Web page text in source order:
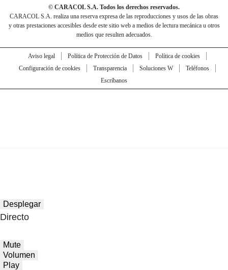
© CARACOL S.A. Todos los derechos reservados.
CARACOL S.A. realiza una reserva expresa de las reproducciones y usos de las obras
y otras prestaciones accesibles desde este sitio web a medios de lectura mecánica u otros
medios que resulten adecuados.
Aviso legal Política de Protección de Datos
Política de cookies
Configuración de cookies
Transparencia Soluciones W
Teléfonos
Escríbanos
Desplegar
Directo
Mute
Volumen
Play